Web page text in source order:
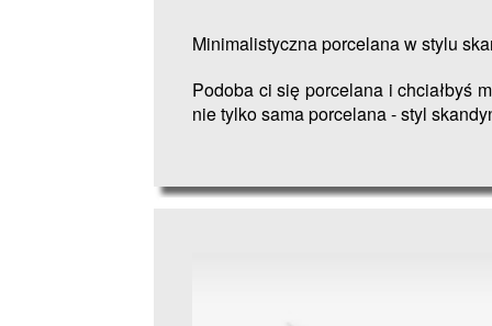
Minimalistyczna porcelana w stylu
Podoba ci się porcelana i chciałbyś
nie tylko sama porcelana - styl